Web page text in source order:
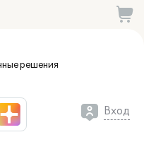
решения
Вход